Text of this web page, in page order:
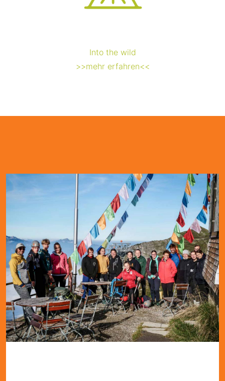
Into the wild
>>mehr erfahren<<